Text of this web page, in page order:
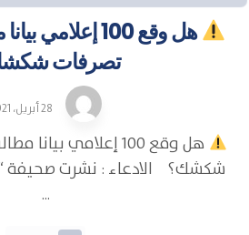
هل وقع 100
تصرفات
28 أبريل، 2021
هل وقع 100 إعلامي
شكشك؟ الادعاء : نشرت صحيفة
...